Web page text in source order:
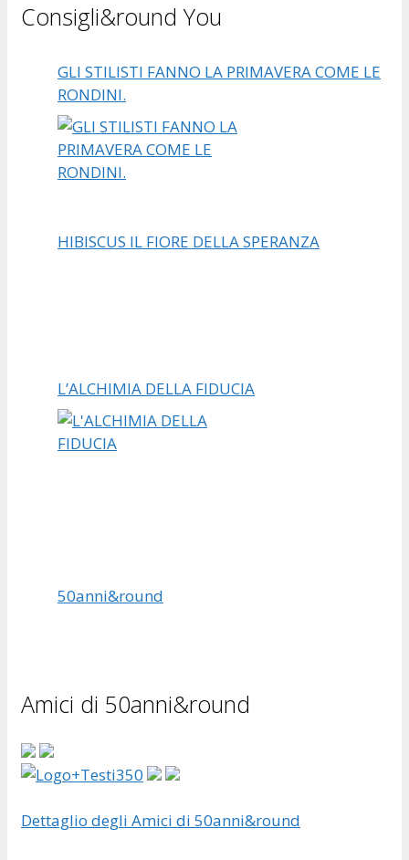
Consigli&round You
GLI STILISTI FANNO LA PRIMAVERA COME LE
RONDINI.
HIBISCUS IL FIORE DELLA SPERANZA
L’ALCHIMIA DELLA FIDUCIA
50anni&round
Amici di 50anni&round
Dettaglio degli Amici di 50anni&round